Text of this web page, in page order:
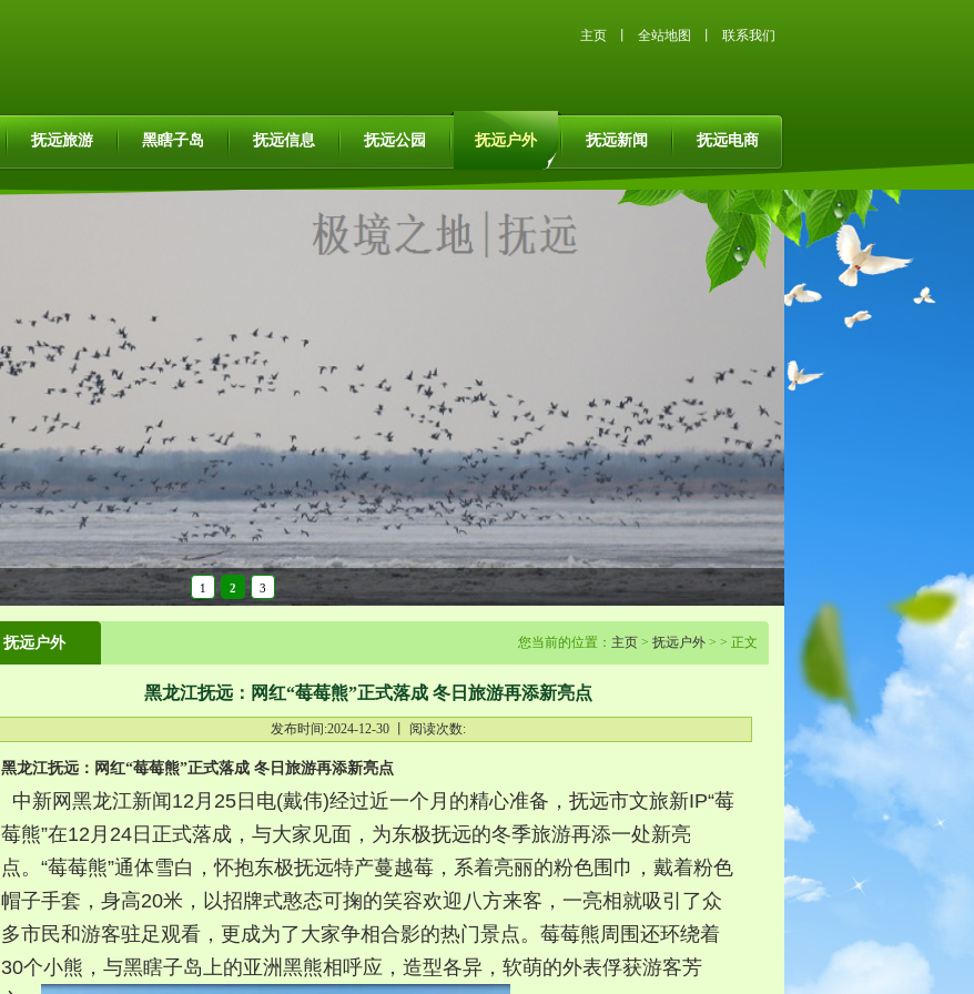
主页 全站地图 联系我们
抚远旅游 黑瞎子岛 抚远信息 抚远公园 抚远户外 抚远新闻 抚远电商
1 2 3
您当前的位置： 主页 > 抚远户外 > > 正文
抚远户外
黑龙江抚远：网红“莓莓熊”正式落成 冬日旅游再添新亮点
发布时间:2024-12-30 丨 阅读次数:
黑龙江抚远：网红“莓莓熊”正式落成 冬日旅游再添新亮点
中新网黑龙江新闻12月25日电(戴伟)经过近一个月的精心准备，抚远市文旅新IP“莓
莓熊”在12月24日正式落成，与大家见面，为东极抚远的冬季旅游再添一处新亮
点。 “莓莓熊”通体雪白，怀抱东极抚远特产蔓越莓，系着亮丽的粉色围巾，戴着粉色
帽子手套，身高20米，以招牌式憨态可掬的笑容欢迎八方来客，一亮相就吸引了众
多市民和游客驻足观看，更成为了大家争相合影的热门景点。莓莓熊周围还环绕着
30个小熊，与黑瞎子岛上的亚洲黑熊相呼应，造型各异，软萌的外表俘获游客芳